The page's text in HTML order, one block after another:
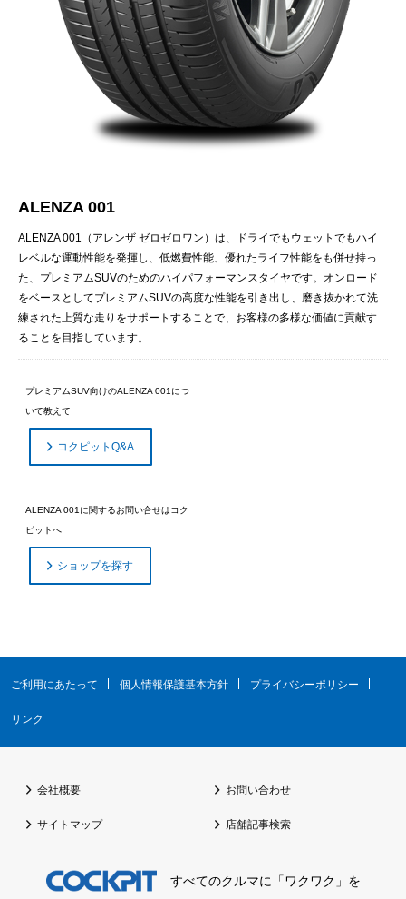
ALENZA 001
ALENZA 001（アレンザ ゼロゼロワン）は、ドライでもウェットでもハイ
レベルな運動性能を発揮し、低燃費性能、優れたライフ性能をも併せ持っ
た、プレミアムSUVのためのハイパフォーマンスタイヤです。オンロード
をベースとしてプレミアムSUVの高度な性能を引き出し、磨き抜かれて洗
練された上質な走りをサポートすることで、お客様の多様な価値に貢献す
ることを目指しています。
プレミアムSUV向けのALENZA 001につ
いて教えて
コクピットQ&A
ALENZA 001に関するお問い合せはコク
ピットへ
ショップを探す
ご利用にあたって 個人情報保護基本方針 プライバシーポリシー
リンク
会社概要 お問い合わせ
サイトマップ 店舗記事検索
すべてのクルマに「ワクワク」を